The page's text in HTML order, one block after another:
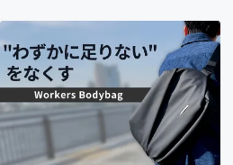
アート・写真
テクノロジー・ガジェット
映像・映画